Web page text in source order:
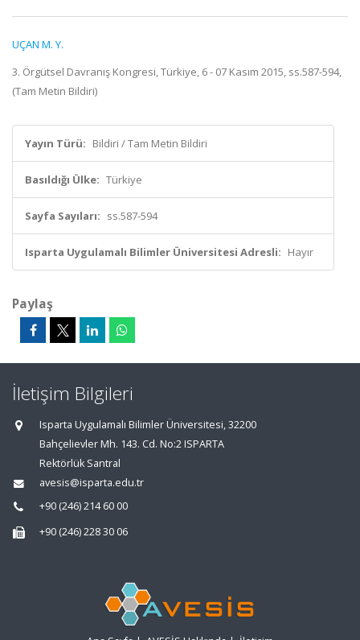
UÇAN M. Y.
3. Örgütsel Davranış Kongresi, Türkiye, 6 - 07 Kasım 2015, ss.587-594,
(Tam Metin Bildiri)
Yayın Türü: Bildiri / Tam Metin Bildiri
Basıldığı Ülke: Türkiye
Sayfa Sayıları: ss.587-594
Isparta Uygulamalı Bilimler Üniversitesi Adresli: Hayır
Paylaş
İletişim Bilgileri
Isparta Uygulamalı Bilimler Üniversitesi, 32200
Bahçelievler Mh. 143. Cd. No:2 ISPARTA
Rektörlük Santral
avesis@isparta.edu.tr
+90 (246) 214 60 00
+90 (246) 228 30 06